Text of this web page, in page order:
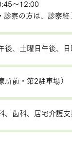
～12:00
診察の方は、診察終
後、土曜日午後、
所前・第2駐車場）
、歯科、居宅介護